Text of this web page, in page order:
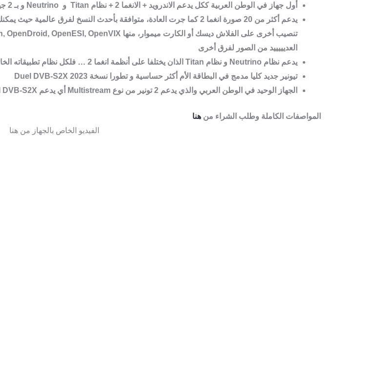
أول جهاز في الوطن العربية ككل يدعم الاندرويد + الانغما 2 + نظام Titan و Neutrino و بـ 2 جيغا رام
تنصيب أخرى على الفلاش ديسك أو الكارت ميموار، منها OpenDroid, OpenESI, OpenVIX
العديييييد من الصور لفرق أخرى
يدعم نظام Neutrino و نظام Titan الذان يختلفا على أنظمة انغما 2 … فلكل نظام تطبيقاته الخاصة
تيونير جديد كليا مدمج في البطاقة الأم أكثر حساسية و تطورا نسخة Duel DVB-S2X 2023
الجهاز الوحيد في الوطن العربي والذي يدعم 2 تونير من نوع
Multistream أي يدعم DVB-S2X
المواصفات الكاملة وطلب الشراء من هنا
الفيديو الخاص بالجهاز من هنا